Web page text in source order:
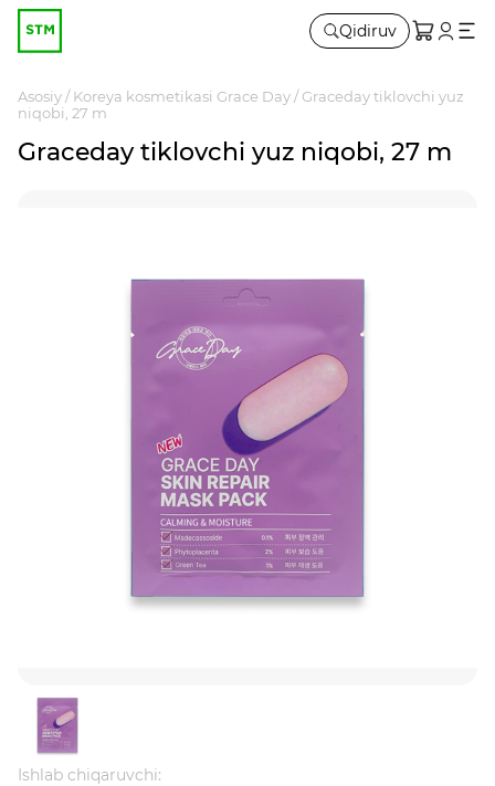
Qidiruv
Asosiy Koreya kosmetikasi Grace Day
Graceday tiklovchi yuz
niqobi, 27 m
Graceday tiklovchi yuz niqobi, 27 m
Ishlab chiqaruvchi: